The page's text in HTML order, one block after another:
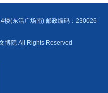
楼(东活广场南) 邮政编码：230026
博院 All Rights Reserved